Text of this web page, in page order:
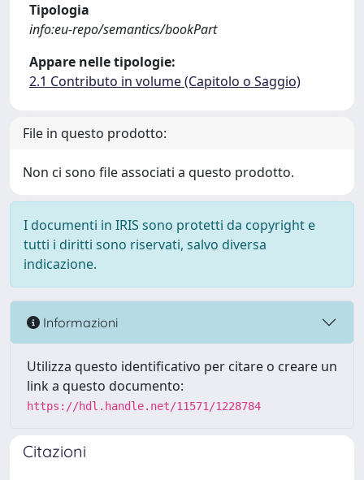
Tipologia
info:eu-repo/semantics/bookPart
Appare nelle tipologie:
2.1 Contributo in volume (Capitolo o Saggio)
File in questo prodotto:
Non ci sono file associati a questo prodotto.
I documenti in IRIS sono protetti da copyright e
tutti i diritti sono riservati, salvo diversa
indicazione.
Informazioni
Utilizza questo identificativo per citare o creare un
link a questo documento:
https://hdl.handle.net/11571/1228784
Citazioni